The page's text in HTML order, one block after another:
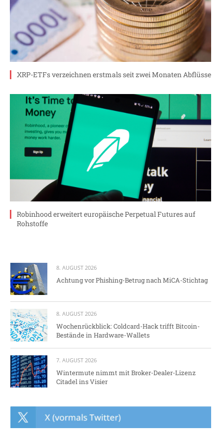
XRP-ETFs verzeichnen erstmals seit zwei Monaten Abflüsse
Robinhood erweitert europäische Perpetual Futures auf
Rohstoffe
8. AUGUST 2026
Achtung vor Phishing-Betrug nach MiCA-Stichtag
8. AUGUST 2026
Wochenrückblick: Coldcard-Hack trifft Bitcoin-
Bestände in Hardware-Wallets
7. AUGUST 2026
Wintermute nimmt mit Broker-Dealer-Lizenz
Citadel ins Visier